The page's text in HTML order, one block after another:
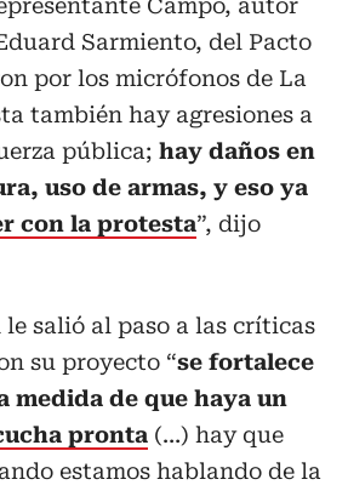
Campo, autor
Sarmiento, del Pacto
por los micrófonos de La
también hay agresiones a
pública; hay daños en
uso de armas, y eso ya
con la protesta”, dijo
salió al paso a las críticas
su proyecto “se fortalece
medida de que haya un
pronta (…) hay que
estamos hablando de la